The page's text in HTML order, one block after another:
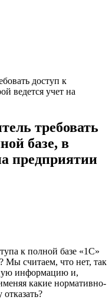
доступ к
ведется учет на
требовать
базе, в
предприятии
к полной базе «1С»
Мы считаем, что нет, так
информацию и,
какие нормативно-